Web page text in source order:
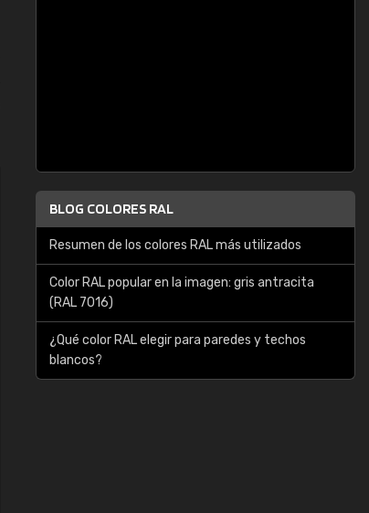
BLOG COLORES RAL
Resumen de los colores RAL más utilizados
Color RAL popular en la imagen: gris antracita
(RAL 7016)
¿Qué color RAL elegir para paredes y techos
blancos?